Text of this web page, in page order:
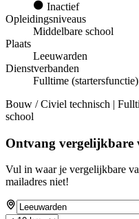
Inactief
Opleidingsniveaus
Middelbare school
Plaats
Leeuwarden
Dienstverbanden
Fulltime (startersfunctie)
Bouw / Civiel technisch |
school
Ontvang vergelijkbare
Vul in waar je vergelijkbare
mailadres niet!